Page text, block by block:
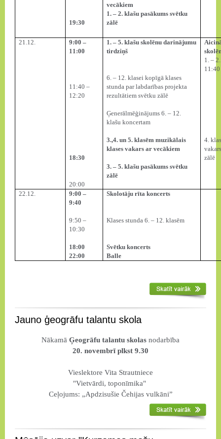
19:30
vecākiem
1. – 2. klašu pasākums svētku
zālē
21.12.
9:00 –
11:00
11:40 –
12:20
18:30
20:00
1. – 5. klašu skolēnu darinājumu
tirdziņš
6. – 12. klasei kopīgā klases
stunda par labdarības projekta
rezultātiem svētku zālē
Ģenerālmēģinājums 6. – 12.
klašu koncertam
3.,4. un 5. klasēm muzikālais
klases vakars ar vecākiem
3. – 5. klašu pasākums svētku
zālē
1. –
11:40
4.
zālē
22.12.
9:00 –
9:40
9:50 –
10:30
18:00
22:00
Skolotāju rīta koncerts
Klases stunda 6. – 12. klasēm
Svētku koncerts
Balle
Jauno ģeogrāfu talantu skola
Nākamā Ģeogrāfu talantu skolas nodarbība
20. novembrī plkst 9.30
Vieslektore Vita Strautniece
"Vietvārdi, toponīmika"
Ceļojums: „Apdzisušie Čehijas vulkāni”